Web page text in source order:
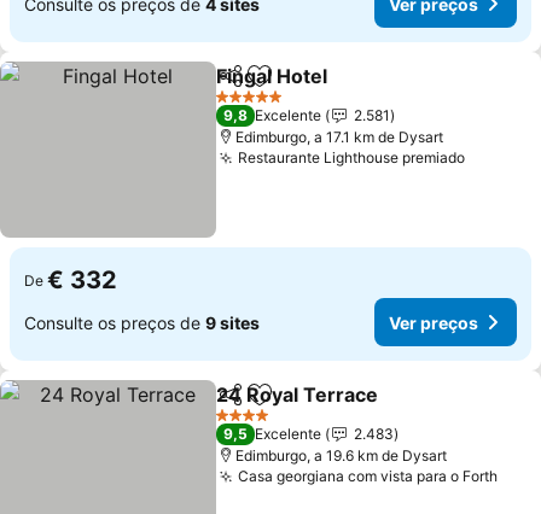
PartilharAdicionar aos favoritos
Fingal Hotel
5 Estrelas
9,8 Excelente
2.581
Edimburgo, a 17.1 km de Dysart
Restaurante Lighthouse premiadoVer
De € 332
Consulte os preços de 9 sites Ver preços
PartilharAdicionar aos favoritos
24 Royal Terrace
4 Estrelas
9,5 Excelente
2.483
Edimburgo, a 19.6 km de Dysart
Casa georgiana com vista para o ForthVer